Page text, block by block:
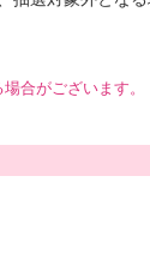
合がございます。